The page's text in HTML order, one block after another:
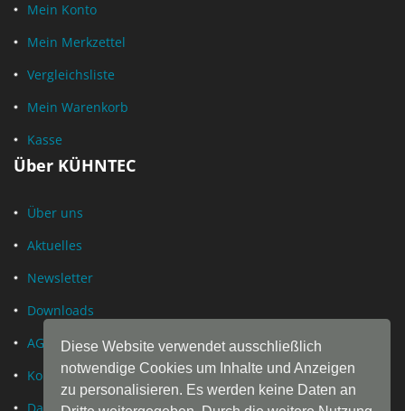
Diese Website verwendet ausschließlich
notwendige Cookies um Inhalte und Anzeigen
zu personalisieren. Es werden keine Daten an
Mein Konto
Mein Merkzettel
Vergleichsliste
Mein Warenkorb
Kasse
Über KÜHNTEC
Über uns
Aktuelles
Newsletter
Downloads
AGB
Kontakt